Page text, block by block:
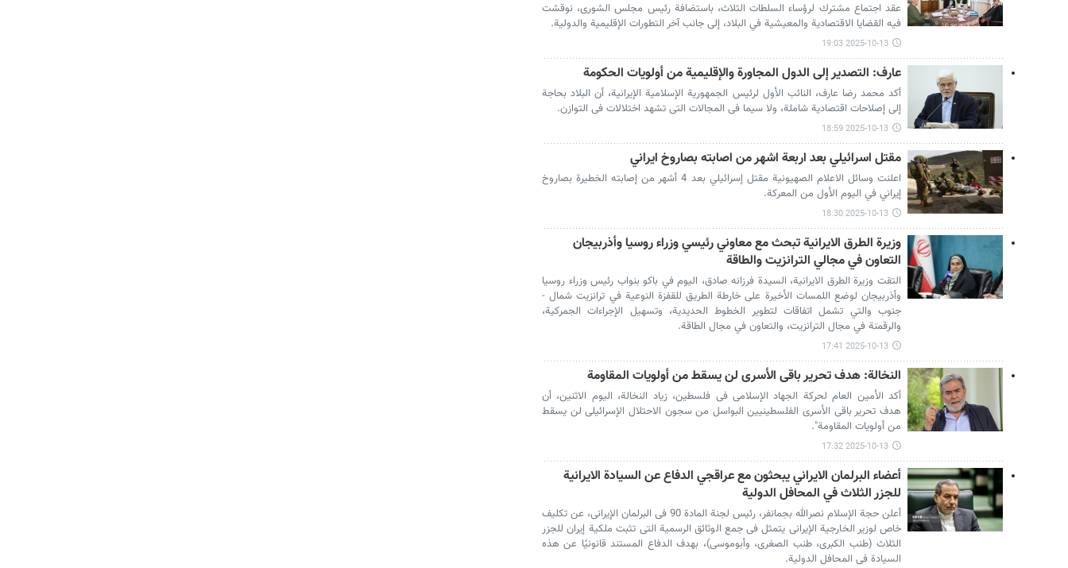
عقد اجتماع مشترك لرؤساء السلطات الثلاث، باستضافة رئيس مجلس الشورى، نوقشت
فيه القضايا الاقتصادية والمعيشية في البلاد، إلى جانب آخر التطورات الإقليمية والدولية.
2025-10-13 19:03
عارف: التصدیر إلى الدول المجاورة والإقلیمیة من أولویات الحکومة
أکد محمد رضا عارف، النائب الأول لرئیس الجمهوریة الإسلامیة الإیرانیة، أن البلاد بحاجة
إلى إصلاحات اقتصادیة شاملة، ولا سیما فی المجالات التی تشهد اختلالات فی التوازن.
2025-10-13 18:59
مقتل اسرائيلي بعد اربعة اشهر من اصابته بصاروخ ايراني
اعلنت وسائل الاعلام الصهيونية مقتل إسرائيلي بعد 4 أشهر من إصابته الخطيرة بصاروخ
إيراني في اليوم الأول من المعركة.
2025-10-13 18:30
وزيرة الطرق الايرانية تبحث مع معاوني رئيسي وزراء روسيا وأذربيجان
التعاون في مجالي الترانزيت والطاقة
التقت وزيرة الطرق الايرانية، السيدة فرزانه صادق، اليوم في باكو بنواب رئيس وزراء روسيا
وأذربيجان لوضع اللمسات الأخيرة على خارطة الطريق للقفزة النوعية في ترانزيت شمال -
جنوب والتي تشمل اتفاقات لتطوير الخطوط الحديدية، وتسهيل الإجراءات الجمركية،
والرقمنة في مجال الترانزيت، والتعاون في مجال الطاقة.
2025-10-13 17:41
النخالة: هدف تحریر باقی الأسرى لن یسقط من أولویات المقاومة
أکد الأمین العام لحرکة الجهاد الإسلامی فی فلسطین، زیاد النخالة، الیوم الاثنین، أن
هدف تحریر باقی الأسرى الفلسطینیین البواسل من سجون الاحتلال الإسرائیلی لن یسقط
من أولویات المقاومة".
2025-10-13 17:32
أعضاء البرلمان الايراني يبحثون مع عراقجي الدفاع عن السيادة الايرانية
للجزر الثلاث في المحافل الدولية
أعلن حجة الإسلام نصرالله بجمانفر، رئیس لجنة المادة 90 فی البرلمان الإیرانی، عن تکلیف
خاص لوزیر الخارجیة الإیرانی یتمثل فی جمع الوثائق الرسمیة التی تثبت ملکیة إیران للجزر
الثلاث (طنب الکبرى، طنب الصغرى، وأبوموسى)، بهدف الدفاع المستند قانونیًا عن هذه
السیادة فی المحافل الدولیة.